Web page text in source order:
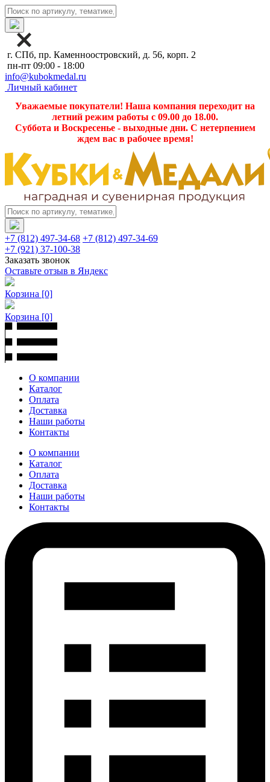
г. СПб, пр. Каменноостровский, д. 56, корп. 2
пн-пт 09:00 - 18:00
info@kubokmedal.ru
Личный кабинет
Уважаемые покупатели! Наша компания переходит на
летний режим работы с 09.00 до 18.00.
Суббота и Воскресенье - выходные дни. С нетерпением
ждем вас в рабочее время!
+7 (812) 497-34-68 +7 (812) 497-34-69
+7 (921) 37-100-38
Заказать звонок
Оставьте отзыв в Яндекс
Корзина [0]
Корзина [0]
О компании
Каталог
Оплата
Доставка
Наши работы
Контакты
О компании
Каталог
Оплата
Доставка
Наши работы
Контакты